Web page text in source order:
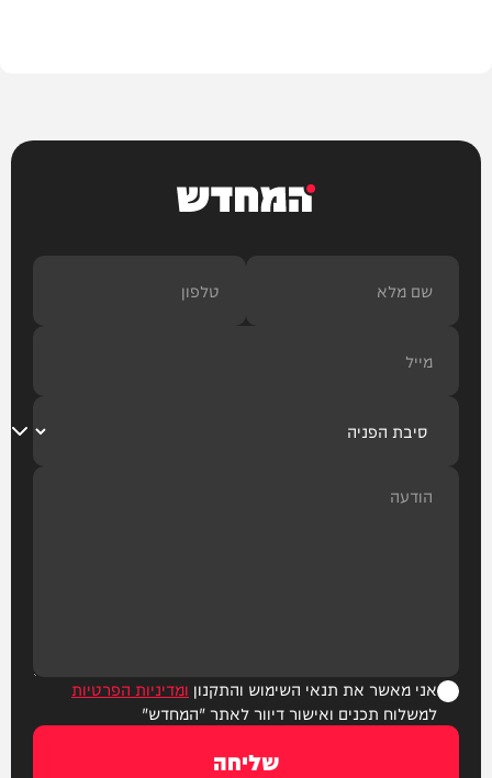
המחדש
אני מאשר את תנאי השימוש והתקנון ומדיניות הפרטיות
למשלוח תכנים ואישור דיוור לאתר "המחדש"
שליחה